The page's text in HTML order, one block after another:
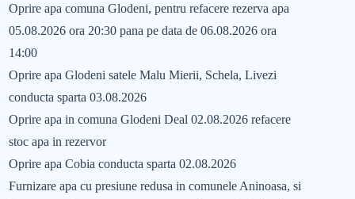
Oprire apa comuna Glodeni, pentru refacere rezerva apa
05.08.2026 ora 20:30 pana pe data de 06.08.2026 ora
14:00
Oprire apa Glodeni satele Malu Mierii, Schela, Livezi
conducta sparta 03.08.2026
Oprire apa in comuna Glodeni Deal 02.08.2026 refacere
stoc apa in rezervor
Oprire apa Cobia conducta sparta 02.08.2026
Furnizare apa cu presiune redusa in comunele Aninoasa, si